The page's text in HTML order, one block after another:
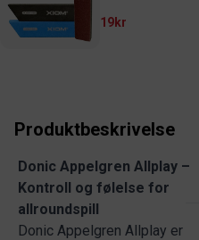
19kr
Produktbeskrivelse
Donic Appelgren Allplay –
Kontroll og følelse for
allroundspill
Donic Appelgren Allplay er